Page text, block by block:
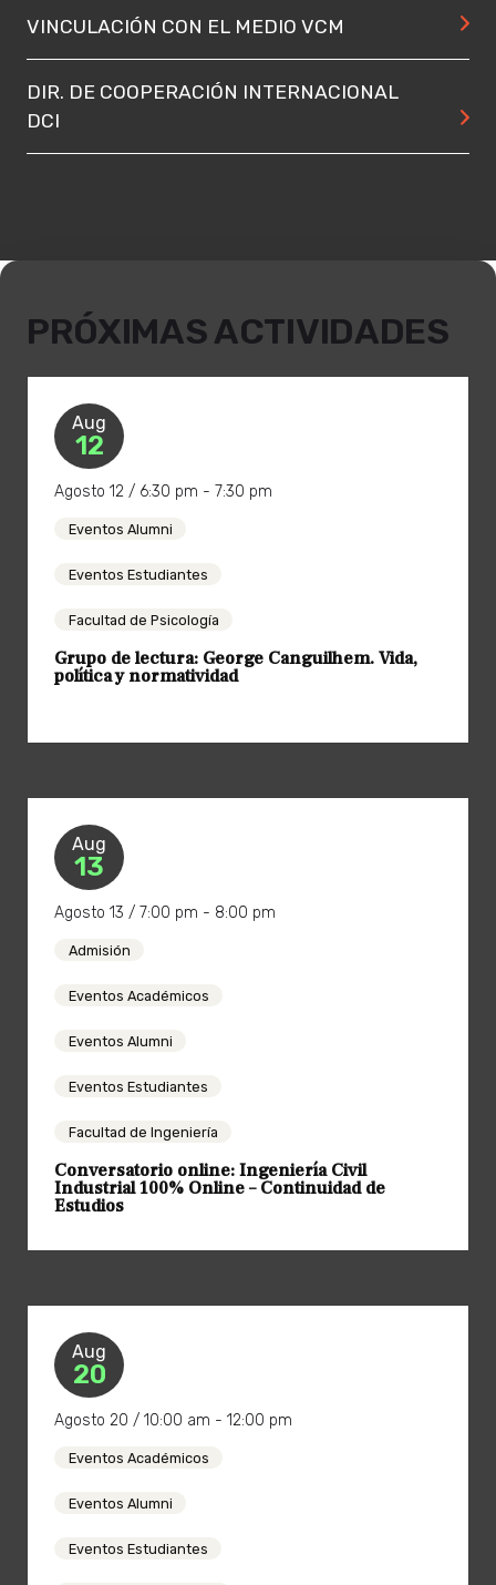
VINCULACIÓN CON EL MEDIO VCM
DIR. DE COOPERACIÓN INTERNACIONAL
DCI
PRÓXIMAS ACTIVIDADES
Aug
12
Agosto 12 / 6:30 pm - 7:30 pm
Eventos Alumni
Eventos Estudiantes
Facultad de Psicología
Grupo de lectura: George Canguilhem. Vida,
política y normatividad
Aug
13
Agosto 13 / 7:00 pm - 8:00 pm
Admisión
Eventos Académicos
Eventos Alumni
Eventos Estudiantes
Facultad de Ingeniería
Conversatorio online: Ingeniería Civil
Industrial 100% Online – Continuidad de
Estudios
Aug
20
Agosto 20 / 10:00 am - 12:00 pm
Eventos Académicos
Eventos Alumni
Eventos Estudiantes